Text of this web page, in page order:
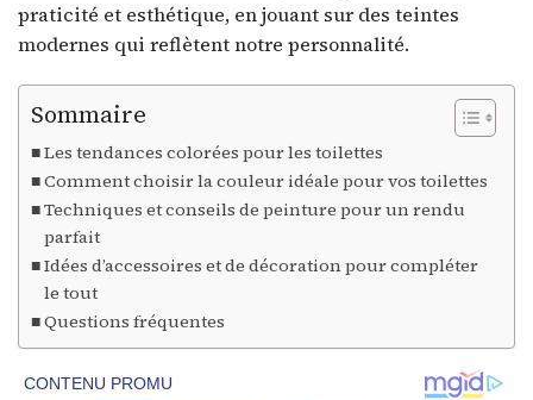
praticité et esthétique, en jouant sur des teintes
modernes qui reflètent notre personnalité.
Sommaire
Les tendances colorées pour les toilettes
Comment choisir la couleur idéale pour vos toilettes
Techniques et conseils de peinture pour un rendu
parfait
Idées d’accessoires et de décoration pour compléter
le tout
Questions fréquentes